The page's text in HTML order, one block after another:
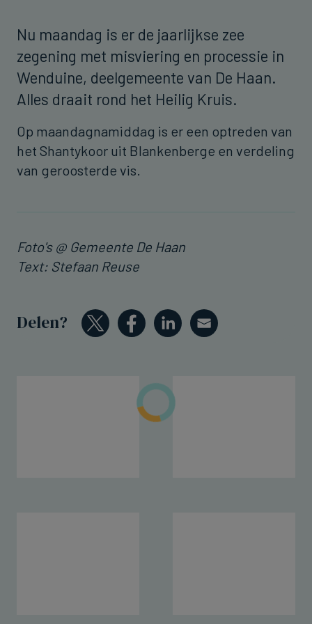
Nu maandag is er de jaarlijkse zee
zegening met misviering en processie in
Wenduine, deelgemeente van De Haan.
Alles draait rond het Heilig Kruis.
Op maandagnamiddag is er een optreden van
het Shantykoor uit Blankenberge en verdeling
van geroosterde vis.
Foto's @ Gemeente De Haan
Text: Stefaan Reuse
Delen?